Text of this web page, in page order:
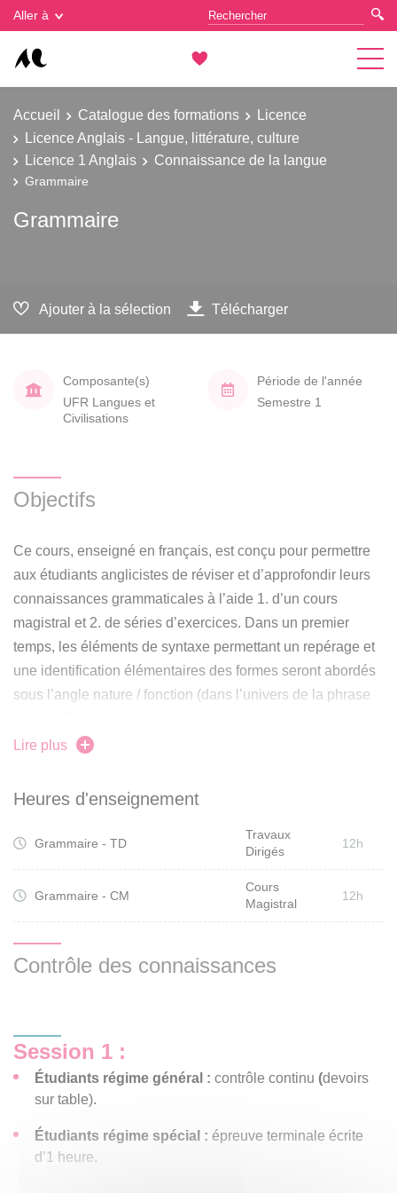
Aller à
Accueil Catalogue des formations
Licence
Licence Anglais - Langue, littérature, culture
Licence 1 Anglais
Connaissance de la langue
Grammaire
Grammaire
Ajouter à la sélection Télécharger
Composante(s)
UFR Langues et
Civilisations
Période de l'année
Semestre 1
Objectifs
Ce cours, enseigné en français, est conçu pour permettre
aux étudiants anglicistes de réviser et d’approfondir leurs
connaissances grammaticales à l’aide 1. d’un cours
magistral et 2. de séries d’exercices. Dans un premier
temps, les éléments de syntaxe permettant un repérage et
une identification élémentaires des formes seront abordés
sous l’angle nature / fonction (dans l’univers de la phrase
consolidation de l’emploi des temps et des aspects de la
objectif d’être transférables au domaine de la traduction, de
Lire plus
Heures d'enseignement
Grammaire - TD
Travaux
Dirigés
12h
Grammaire - CM
Cours
Magistral
12h
Contrôle des connaissances
Session 1 :
Étudiants régime général : contrôle continu (devoirs
sur table).
Étudiants régime spécial : épreuve terminale écrite
d’1 heure.
Gestion des cookies